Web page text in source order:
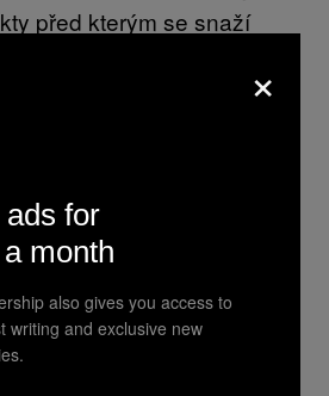
před kterým se snaží
v ní probudilo další
hodně,” říkala ještě jakoby
ten dětský s kterým
před tím. “A i když
jsme jediní přátelé co
jí druhá dívka snažila
co to znamená:
je najít osobnosti, které
×
for
month
also gives you access to
writing and exclusive new